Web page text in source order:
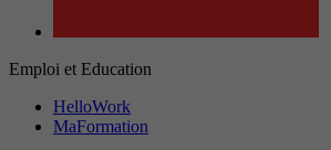
Emploi et Education
HelloWork
MaFormation